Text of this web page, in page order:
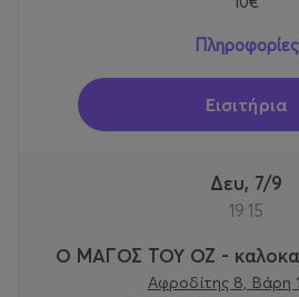
Πληροφορίες
Εισιτήρια
Δευ, 7/9
19:15
Ο ΜΑΓΟΣ ΤΟΥ ΟΖ -
Αφροδίτης 8, Βάρη